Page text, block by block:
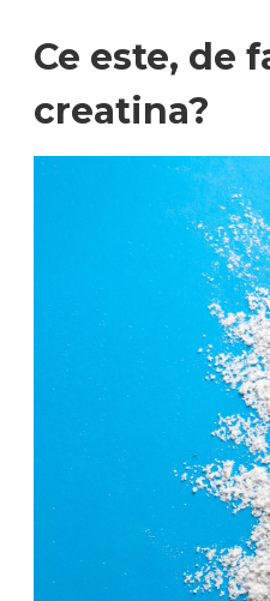
Ce este, de
creatina?